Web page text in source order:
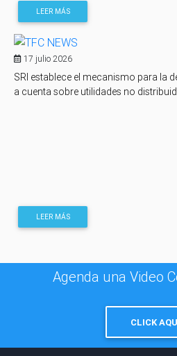
LEER MÁS
17 julio 2026
SRI establece el mecanismo para la
a cuenta sobre utilidades no
LEER MÁS
Agenda una Video
CLICK